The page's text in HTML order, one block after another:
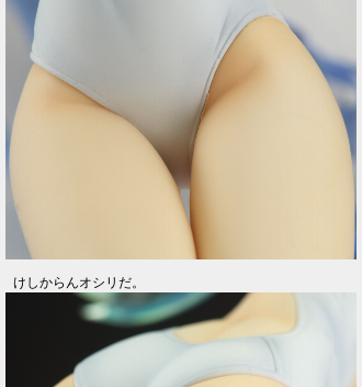
けしからんオシリだ。